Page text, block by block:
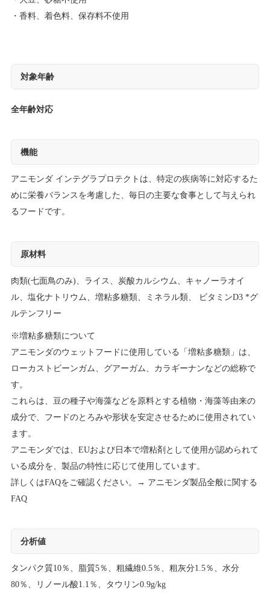
香料、着色料、保存料不使用
対象年齢
全年齢対応
機能
アニモンダ インテグラプロテクトは、特定の疾病等に対応するた
めに栄養バランスを考慮した、毎日の主要な食事として与えられ
るフードです。
原材料
肉類(七面鳥のみ)、ライス、炭酸カルシウム、キャノーラオイ
ル、塩化ナトリウム、増粘多糖類、ミネラル類、 ビタミンD3 *グ
ルテンフリー
※増粘多糖類について
アニモンダのウェットフードに使用している「増粘多糖類」は、
ローカストビーンガム、グアーガム、カラギーナンなどの総称で
す。
これらは、豆の種子や海藻などを原料とする植物・海藻等由来の
成分で、フードのとろみや形状を安定させるために使用されてい
ます。
アニモンダでは、EUおよび日本で増粘剤として使用が認められて
いる成分を、製品の特性に応じて使用しています。
詳しくはFAQをご確認ください。→ アニモンダ製品全般に関する
FAQ
分析値
タンパク質10％、脂質5％、粗繊維0.5％、粗灰分1.5％、水分
80％、リノール酸1.1％、タウリン0.9g/kg